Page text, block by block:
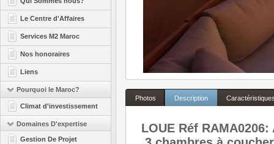
Le Centre d'Affaires
Services M2 Maroc
Nos honoraires
Liens
Pourquoi le Maroc?
Climat d'investissement
Domaines D'expertise
Gestion De Projet
Photos Description
LOUE Réf RAMA0206: